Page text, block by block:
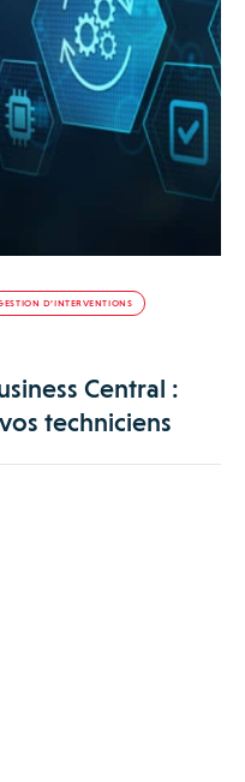
D’INTERVENTIONS
Central :
techniciens